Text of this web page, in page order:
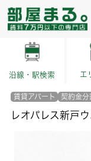
沿線・駅検索 エ
賃貸アパート 契約金分
レオパレス新戸